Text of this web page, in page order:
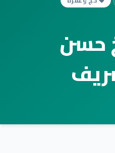
حسن